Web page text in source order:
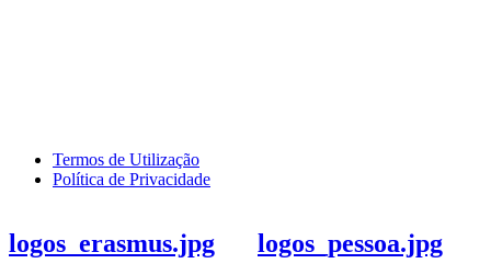
Termos de Utilização
Política de Privacidade
logos_erasmus.jpg logos_pessoa.jpg